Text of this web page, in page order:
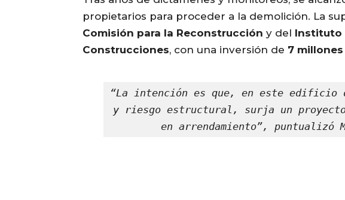
propietarios para proceder a la demolición. La
Comisión para la Reconstrucción y del Instituto
Construcciones, con una inversión de 7
“La intención es que, en este edificio
y riesgo estructural, surja un
en arrendamiento”, puntualizó